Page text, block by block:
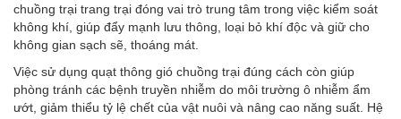
chuồng trại trang trại đóng vai trò trung tâm trong việc kiểm soát
không khí, giúp đẩy mạnh lưu thông, loại bỏ khí độc và giữ cho
không gian sạch sẽ, thoáng mát.
Việc sử dụng quạt thông gió chuồng trại đúng cách còn giúp
phòng tránh các bệnh truyền nhiễm do môi trường ô nhiễm ẩm
ướt, giảm thiểu tỷ lệ chết của vật nuôi và nâng cao năng suất. Hệ